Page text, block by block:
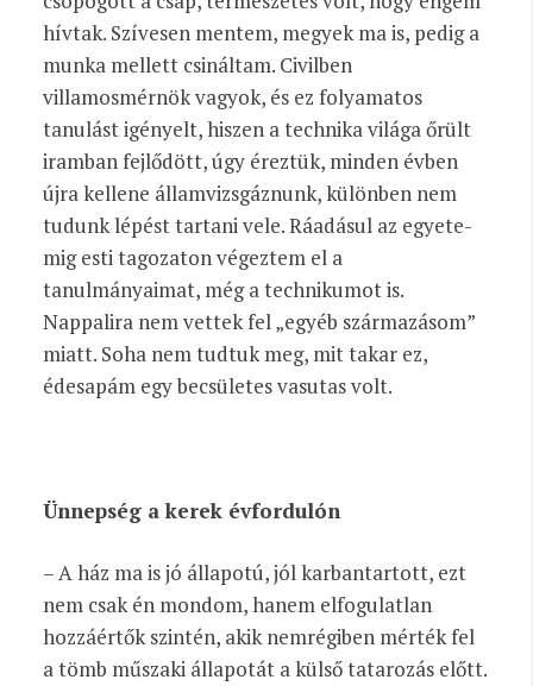
hívtak. Szívesen mentem, megyek ma is, pedig a
munka mellett csináltam. Civilben
villamosmérnök vagyok, és ez folyamatos
tanulást igényelt, hiszen a technika világa őrült
iramban fejlődött, úgy éreztük, minden évben
újra kellene államvizsgáznunk, különben nem
tudunk lépést tartani vele. Ráadásul az egyete­
mig esti tagozaton végeztem el a
tanulmányaimat, még a technikumot is.
Nappalira nem vettek fel „egyéb származásom”
miatt. Soha nem tudtuk meg, mit takar ez,
édesapám egy becsületes vasutas volt.
Ünnepség a kerek évfordulón
– A ház ma is jó állapotú, jól karbantartott, ezt
nem csak én mondom, hanem elfogulatlan
hozzáértők szintén, akik nemrégiben mérték fel
a tömb műszaki állapotát a külső tatarozás előtt.